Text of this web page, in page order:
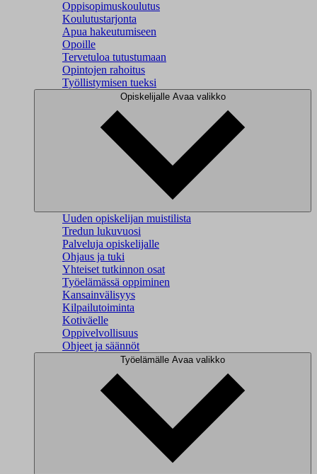
Oppisopimuskoulutus
Koulutustarjonta
Apua hakeutumiseen
Opoille
Tervetuloa tutustumaan
Opintojen rahoitus
Työllistymisen tueksi
Opiskelijalle Avaa valikko
Uuden opiskelijan muistilista
Tredun lukuvuosi
Palveluja opiskelijalle
Ohjaus ja tuki
Yhteiset tutkinnon osat
Työelämässä oppiminen
Kansainvälisyys
Kilpailutoiminta
Kotiväelle
Oppivelvollisuus
Ohjeet ja säännöt
Työelämälle Avaa valikko